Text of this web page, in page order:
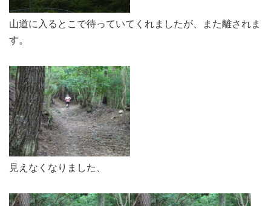
山道に入るとこで待っていてくれましたが、また離されま
す。
見えなくなりました、